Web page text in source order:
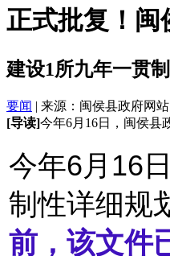
正式批复！闽
建设1所九年一贯
要闻 | 来源：闽侯县政府网站
[导读]今年6月16日，闽侯县
今年6月16
制性详细规
前，该文件